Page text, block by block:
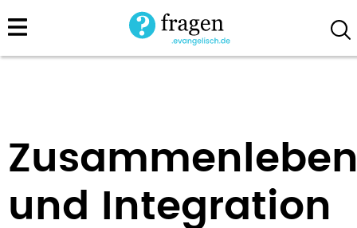
Direkt
zum
und Integration